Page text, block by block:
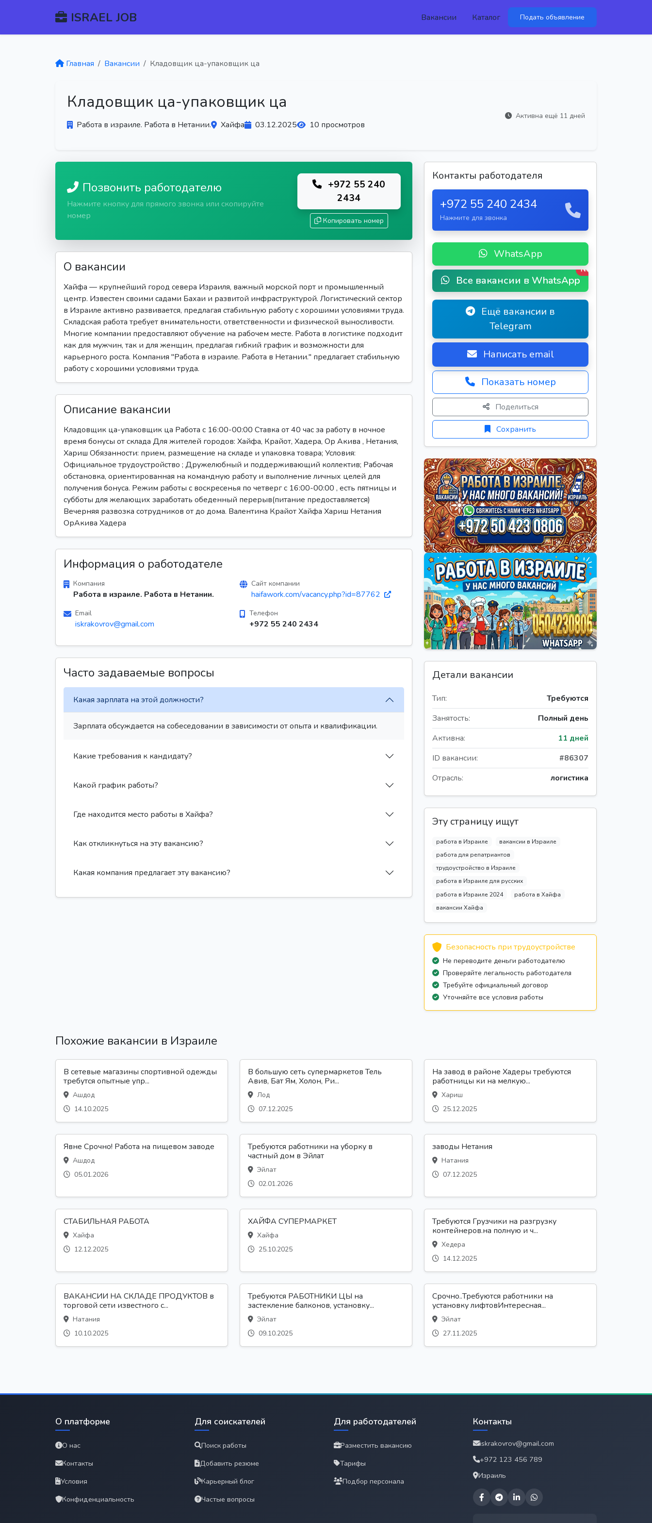
ISRAEL JOB Вакансии Каталог Подать объявление
Главная Вакансии Кладовщик ца-упаковщик ца
Кладовщик ца-упаковщик ца
Работа в израиле. Работа в Нетании. Хайфа 03.12.2025 10 просмотров
Активна ещё 11 дней
Позвонить работодателю
Нажмите кнопку для прямого звонка или скопируйте
номер
+972 55 240
2434
Копировать номер
О вакансии
Хайфа — крупнейший город севера Израиля, важный морской порт и промышленный
центр. Известен своими садами Бахаи и развитой инфраструктурой. Логистический сектор
в Израиле активно развивается, предлагая стабильную работу с хорошими условиями труда.
Складская работа требует внимательности, ответственности и физической выносливости.
Многие компании предоставляют обучение на рабочем месте. Работа в логистике подходит
как для мужчин, так и для женщин, предлагая гибкий график и возможности для
карьерного роста. Компания "Работа в израиле. Работа в Нетании." предлагает стабильную
работу с хорошими условиями труда.
Описание вакансии
Кладовщик ца-упаковщик ца Работа с 16:00-00:00 Ставка от 40 час за работу в ночное
время бонусы от склада Для жителей городов: Хайфа, Крайот, Хадера, Ор Акива , Нетания,
Хариш Обязанности: прием, размещение на складе и упаковка товара; Условия:
Официальное трудоустройство ; Дружелюбный и поддерживающий коллектив; Рабочая
обстановка, ориентированная на командную работу и выполнение личных целей для
получения бонуса. Режим работы с воскресенья по четверг с 16:00-00:00 , есть пятницы и
субботы для желающих заработать обеденный перерыв(питание предоставляется)
Вечерняя развозка сотрудников от до дома. Валентина Крайот Хайфа Хариш Нетания
ОрАкива Хадера
Информация о работодателе
Компания
Работа в израиле. Работа в Нетании.
Сайт компании
haifawork.com/vacancy.php?id=87762
Email
iskrakovrov@gmail.com
Телефон
+972 55 240 2434
Часто задаваемые вопросы
Какая зарплата на этой должности?
Зарплата обсуждается на собеседовании в зависимости от опыта и квалификации.
Какие требования к кандидату?
Какой график работы?
Где находится место работы в Хайфа?
Как откликнуться на эту вакансию?
Какая компания предлагает эту вакансию?
Контакты работодателя
+972 55 240 2434
Нажмите для звонка
WhatsApp
Все вакансии в WhatsApp
New
Ещё вакансии в
Telegram
Написать email
Показать номер
Поделиться
Сохранить
Детали вакансии
Тип:
Требуются
Занятость:
Полный день
Активна:
11 дней
ID вакансии:
#86307
Отрасль:
логистика
Эту страницу ищут
работа в Израиле
вакансии в Израиле
работа для репатриантов
трудоустройство в Израиле
работа в Израиле для русских
работа в Израиле 2024
работа в Хайфа
вакансии Хайфа
Безопасность при трудоустройстве
Не переводите деньги работодателю
Проверяйте легальность работодателя
Требуйте официальный договор
Уточняйте все условия работы
Похожие вакансии в Израиле
В сетевые магазины спортивной одежды
требутся опытные упр...
Ашдод
14.10.2025
В большую сеть супермаркетов Тель
Авив, Бат Ям, Холон, Ри...
Лод
07.12.2025
На завод в районе Хадеры требуются
работницы ки на мелкую...
Хариш
25.12.2025
Явне Срочно! Работа на пищевом заводе
Ашдод
05.01.2026
Требуются работники на уборку в
частный дом в Эйлат
Эйлат
02.01.2026
заводы Нетания
Натания
07.12.2025
СТАБИЛЬНАЯ РАБОТА
Хайфа
12.12.2025
ХАЙФА СУПЕРМАРКЕТ
Хайфа
25.10.2025
Требуются Грузчики на разгрузку
контейнеров.на полную и ч...
Хедера
14.12.2025
ВАКАНСИИ НА СКЛАДЕ ПРОДУКТОВ в
торговой сети известного с...
Натания
10.10.2025
Требуются РАБОТНИКИ ЦЫ на
застекление балконов, установку...
Эйлат
09.10.2025
Срочно..Требуются работники на
установку лифтовИнтересная...
Эйлат
27.11.2025
О платформе
О нас
Контакты
Условия
Конфиденциальность
Для соискателей
Поиск работы
Добавить резюме
Карьерный блог
Частые вопросы
Для работодателей
Разместить вакансию
Тарифы
Подбор персонала
Контакты
iskrakovrov@gmail.com
+972 123 456 789
Израиль